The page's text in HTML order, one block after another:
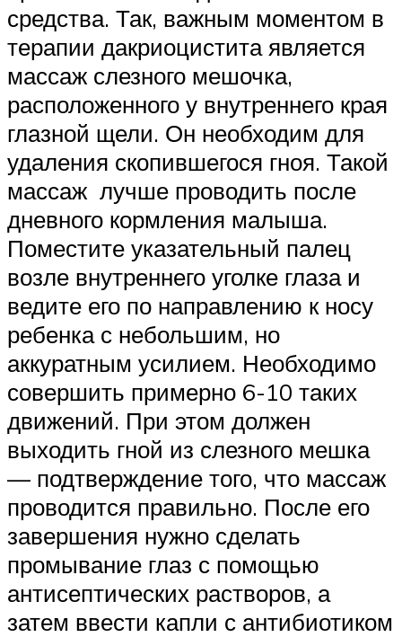
средства. Так, важным моментом в
терапии дакриоцистита является
массаж слезного мешочка,
расположенного у внутреннего края
глазной щели. Он необходим для
удаления скопившегося гноя. Такой
массаж лучше проводить после
дневного кормления малыша.
Поместите указательный палец
возле внутреннего уголке глаза и
ведите его по направлению к носу
ребенка с небольшим, но
аккуратным усилием. Необходимо
совершить примерно 6-10 таких
движений. При этом должен
выходить гной из слезного мешка
— подтверждение того, что массаж
проводится правильно. После его
завершения нужно сделать
промывание глаз с помощью
антисептических растворов, а
затем ввести капли с антибиотиком